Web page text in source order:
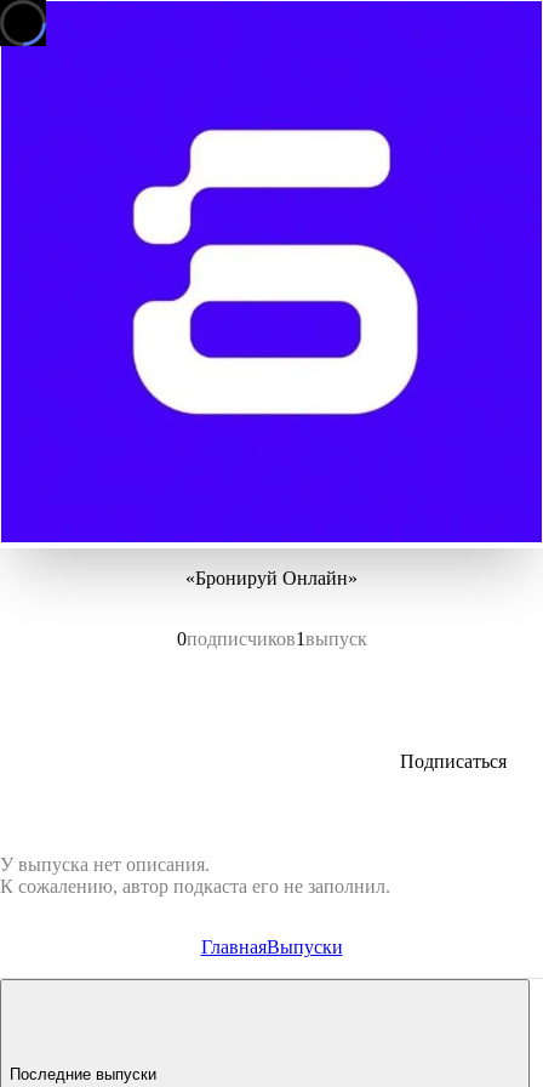
«Бронируй Онлайн»
0подписчиков1выпуск
Подписаться
У выпуска нет описания.
К сожалению, автор подкаста его не заполнил.
ГлавнаяВыпуски
Последние выпуски